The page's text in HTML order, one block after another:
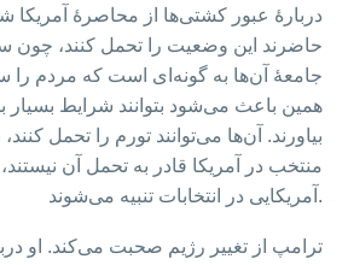
دربارهٔ عبور کشتی‌ها از محاصرهٔ آمریکا
حاضرند این وضعیت را تحمل کنند، چون
جامعهٔ آن‌ها به گونه‌ای است که مردم
همین باعث می‌شود بتوانند شرایط بسیار
بیاورند. آن‌ها می‌توانند تورم را تحمل
منتخب در آمریکا قادر به تحمل آن
آمریکایی در انتخابات تنبیه می‌شوند.
ترامپ از تغییر رژیم صحبت می‌کند. او